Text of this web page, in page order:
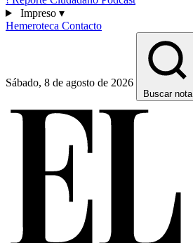
Impreso ▾
Hemeroteca Contacto
Sábado, 8 de agosto de 2026
Buscar nota